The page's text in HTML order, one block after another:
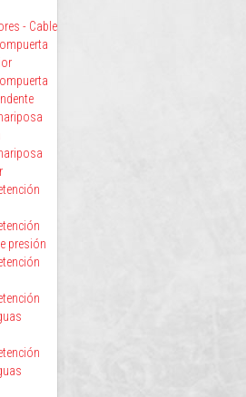
- Cable
presión